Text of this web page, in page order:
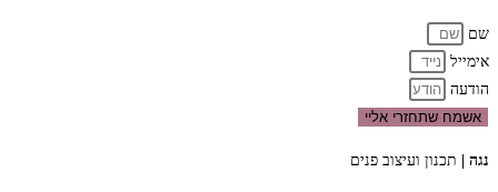
שם
אימייל
הודעה
אשמח שתחזרי אליי
נגה | תכנון ועיצוב פנים